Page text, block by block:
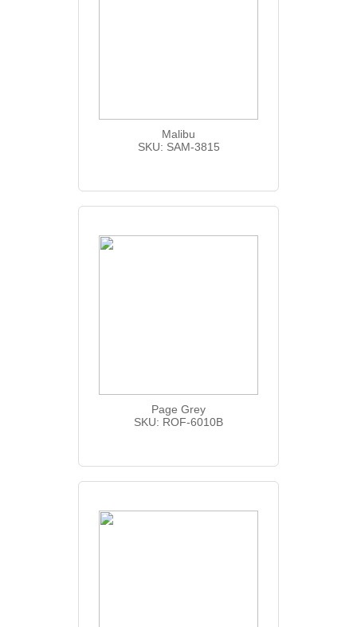
Malibu
SKU: SAM-3815
Page Grey
SKU: ROF-6010B